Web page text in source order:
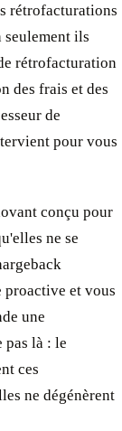
rétrofacturations
seulement ils
rétrofacturation
des frais et des
de
pour vous
conçu pour
ne se
proactive et vous
une
pas là : le
ces
ne dégénèrent